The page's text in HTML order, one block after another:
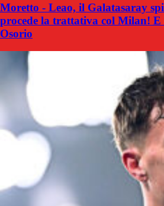
Moretto - Leao, il Galatasaray
procede la trattativa col Milan!
Osorio